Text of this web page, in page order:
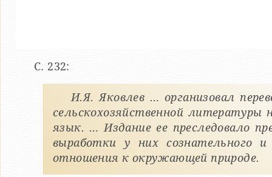
С. 232:
И.Я. Яковлев … организовал
сельскохозяйственной литературы
язык. … Издание ее преследовало
выработки у них сознательного и
отношения к окружающей природе.